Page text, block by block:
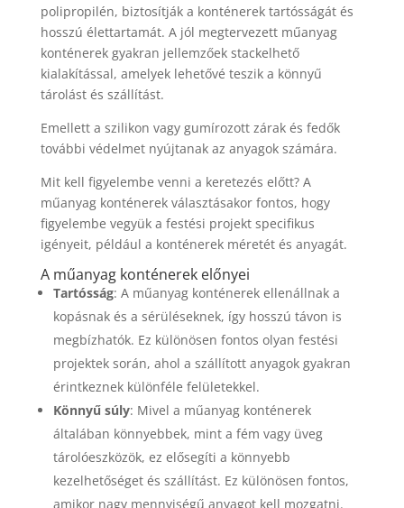
polipropilén, biztosítják a konténerek tartósságát és
hosszú élettartamát. A jól megtervezett műanyag
konténerek gyakran jellemzőek stackelhető
kialakítással, amelyek lehetővé teszik a könnyű
tárolást és szállítást.
Emellett a szilikon vagy gumírozott zárak és fedők
további védelmet nyújtanak az anyagok számára.
Mit kell figyelembe venni a keretezés előtt? A
műanyag konténerek választásakor fontos, hogy
figyelembe vegyük a festési projekt specifikus
igényeit, például a konténerek méretét és anyagát.
A műanyag konténerek előnyei
Tartósság: A műanyag konténerek ellenállnak a
kopásnak és a sérüléseknek, így hosszú távon is
megbízhatók. Ez különösen fontos olyan festési
projektek során, ahol a szállított anyagok gyakran
érintkeznek különféle felületekkel.
Könnyű súly: Mivel a műanyag konténerek
általában könnyebbek, mint a fém vagy üveg
tárolóeszközök, ez elősegíti a könnyebb
kezelhetőséget és szállítást. Ez különösen fontos,
amikor nagy mennyiségű anyagot kell mozgatni.